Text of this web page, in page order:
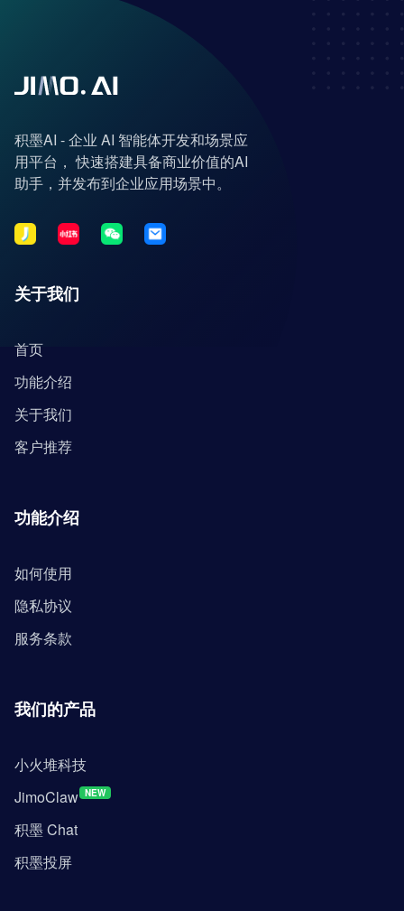
积墨AI - 企业 AI 智能体开发和场景应
用平台， 快速搭建具备商业价值的AI
助手，并发布到企业应用场景中。
关于我们
首页
功能介绍
关于我们
客户推荐
功能介绍
如何使用
隐私协议
服务条款
我们的产品
小火堆科技
JimoClaw NEW
积墨 Chat
积墨投屏